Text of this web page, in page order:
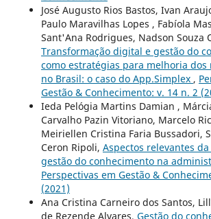
José Augusto Rios Bastos, Ivan
Paulo Maravilhas Lopes , Fabíola
Sant'Ana Rodrigues, Nadson Souza
Transformação digital e gestão do
como estratégias para melhoria dos
no Brasil: o caso do App.Simplex ,
Gestão & Conhecimento: v. 14 n. 2
Ieda Pelógia Martins Damian ,
Carvalho Pazin Vitoriano, Marcelo
Meiriellen Cristina Faria Bussadori,
Ceron Ripoli, Aspectos relevantes
gestão do conhecimento na
Perspectivas em Gestão &
(2021)
Ana Cristina Carneiro dos Santos,
de Rezende Alvares, Gestão do